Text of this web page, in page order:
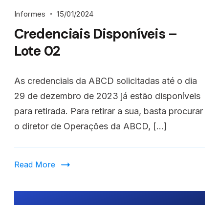
Informes 15/01/2024
Credenciais Disponíveis –
Lote 02
As credenciais da ABCD solicitadas até o dia
29 de dezembro de 2023 já estão disponíveis
para retirada. Para retirar a sua, basta procurar
o diretor de Operações da ABCD, […]
Read More